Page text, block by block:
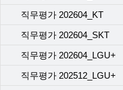
직무평가 202604_KT
직무평가 202604_SKT
직무평가 202604_LGU+
직무평가 202512_LGU+